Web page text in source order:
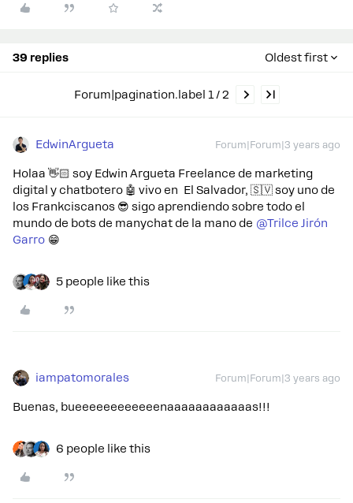
39 replies Oldest first
Forum|pagination.label 1 / 2
EdwinArgueta Forum|Forum|3 years ago
Holaa 👋🏻 soy Edwin Argueta Freelance de marketing
digital y chatbotero 🤖 vivo en El Salvador, 🇸🇻 soy uno de
los Frankciscanos 😎 sigo aprendiendo sobre todo el
mundo de bots de manychat de la mano de @Trilce Jirón
Garro 😁
5 people like this
iampatomorales Forum|Forum|3 years ago
Buenas, bueeeeeeeeeeeenaaaaaaaaaaaas!!!
6 people like this